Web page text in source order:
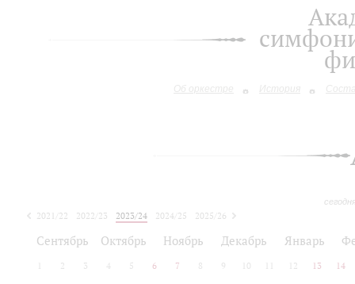
Об оркестре История
2021/22 2022/23 2023/24 2024/25
2025/26
Сентябрь Октябрь Ноябрь Декабрь Январь
2 3 4 5 6 7 8 9 10 12 13 14